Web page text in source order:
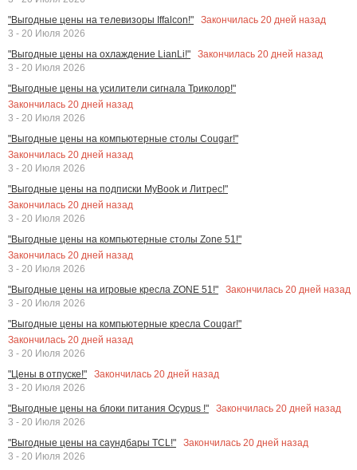
"Выгодные цены на телевизоры Iffalcon!"
Закончилась 20 дней назад
3 - 20 Июля 2026
"Выгодные цены на охлаждение LianLi!"
Закончилась 20 дней назад
3 - 20 Июля 2026
"Выгодные цены на усилители сигнала Триколор!"
Закончилась 20 дней назад
3 - 20 Июля 2026
"Выгодные цены на компьютерные столы Cougar!"
Закончилась 20 дней назад
3 - 20 Июля 2026
"Выгодные цены на подписки MyBook и Литрес!"
Закончилась 20 дней назад
3 - 20 Июля 2026
"Выгодные цены на компьютерные столы Zone 51!"
Закончилась 20 дней назад
3 - 20 Июля 2026
"Выгодные цены на игровые кресла ZONE 51!"
Закончилась 20 дней назад
3 - 20 Июля 2026
"Выгодные цены на компьютерные кресла Cougar!"
Закончилась 20 дней назад
3 - 20 Июля 2026
"Цены в отпуске!"
Закончилась 20 дней назад
3 - 20 Июля 2026
"Выгодные цены на блоки питания Ocypus !"
Закончилась 20 дней назад
3 - 20 Июля 2026
"Выгодные цены на саундбары TCL!"
Закончилась 20 дней назад
3 - 20 Июля 2026